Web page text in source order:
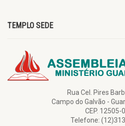
TEMPLO SEDE
Rua Cel. Pires
Campo do Galvão -
CEP. 12505-
Telefone: